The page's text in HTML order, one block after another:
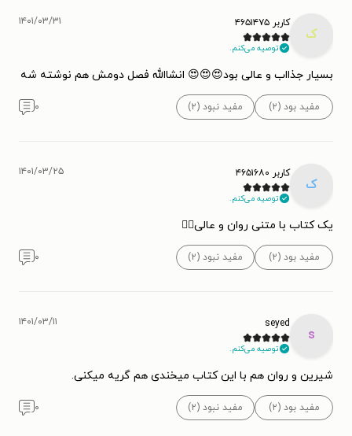
ک
کاربر ۴۶۵۱۴۷۵
توصیه می‌کنم.
۱۴۰۱/۰۳/۳۱
بسیار جذااب و عالی بود😍😍😍 انشاالله فصل دومش هم نوشته شه
مفید بود (۲) مفید نبود (۲) ۰
ک
کاربر ۴۶۵۱۶۸۰
توصیه می‌کنم.
۱۴۰۱/۰۳/۲۵
یک کتاب با متنی روان و عالی👌🏻
مفید بود (۲) مفید نبود (۲) ۰
s
seyed
توصیه می‌کنم.
۱۴۰۱/۰۳/۱۱
شیرین و روان هم با این کتاب میخندی هم گریه میکنی.
مفید بود (۲) مفید نبود (۲) ۰